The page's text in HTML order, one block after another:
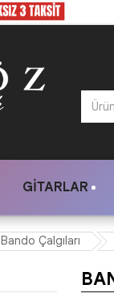
GITARLAR
Bando Çalgıları